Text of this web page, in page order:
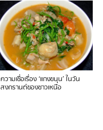
ความเชื่อเรื่อง ‘แกงขนุน’ ในวัน
สงกรานต์ของชาวเหนือ